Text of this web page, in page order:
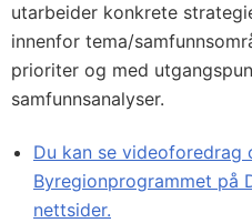
utarbeider konkrete
innenfor tema/
prioriter og med
samfunnsanalyser.
Du kan se videoforedrag
Byregionprogrammet på
nettsider.